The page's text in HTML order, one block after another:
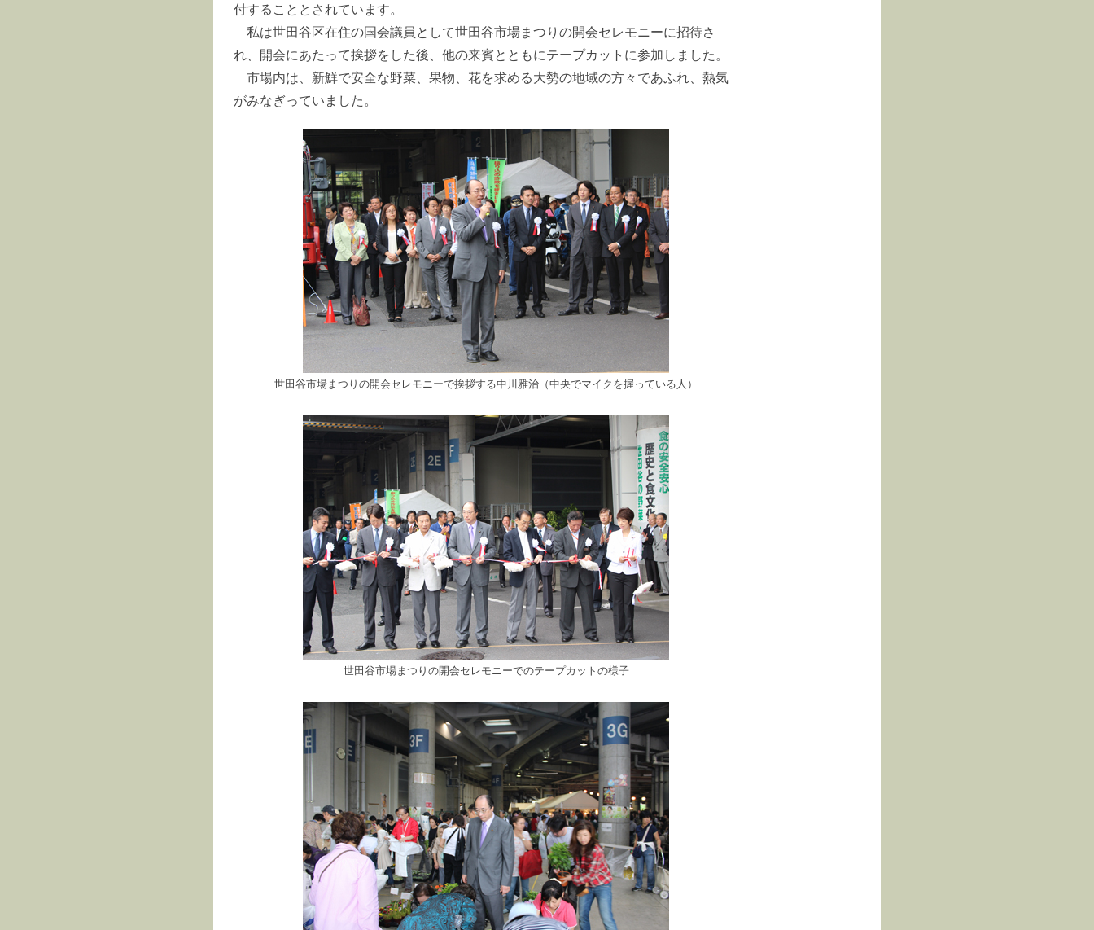
付することとされています。
私は世田谷区在住の国会議員として世田谷市場まつりの開会セレモニーに招待さ
れ、開会にあたって挨拶をした後、他の来賓とともにテープカットに参加しました。
市場内は、新鮮で安全な野菜、果物、花を求める大勢の地域の方々であふれ、熱気
がみなぎっていました。
世田谷市場まつりの開会セレモニーで挨拶する中川雅治（中央でマイクを握っている人）
世田谷市場まつりの開会セレモニーでのテープカットの様子